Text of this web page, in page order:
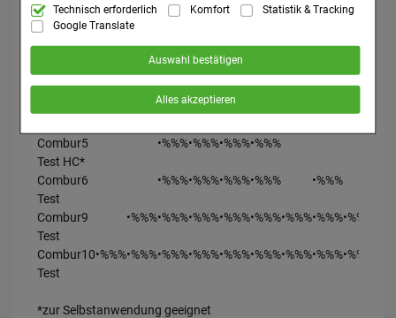
Technisch Notwendig:Hierbei handelt es sich um Cookies, die für
die Grundfunktionen unserer Website notwendig sind (z.B. Navigation,
Warenkorb, Kundenkonto), weshalb auf diese nicht verzichtet werden
kann.
Komfort:Diese Cookies werden genutzt um das Einkaufserlebnis
noch ansprechender zu gestalten, beispielsweise für die
Wiedererkennung des Besuchers oder unsere Seite an bevorzugte
Verhaltensweisen (z.B. Spracheinstellung) anzupassen. Komfort-
Inhalte anzuzeigen und unser Partnerprogramm zu betreiben.
Statistik & Tracking:
Art und Weise der Nutzung unserer Website sammeln, mit deren Hilfe
wir unsere Website weiter für Sie optimieren können, den Inhalt auf
unserer Website aber auch die Werbung auf Drittseiten möglichst
relevant für Sie zu gestalten. Bitte beachten Sie, dass Daten hierfür
teilweise an Dritte wie z.B. Google oder soziale Medien übertragen
werden.
Technisch erforderlich Komfort
Statistik & Tracking
Google Translate
Auswahl bestätigen
Alles akzeptieren
Test
Combur3
Test
•%%%
Test E
•%%%
•%%% •%%%•%%%
Combur5
Test HC*
•%%%•%%%•%%%•%%%
Combur6
Test
•%%%•%%%•%%%•%%% •%%%
Combur9
Test
•%%%•%%%•%%%•%%%•%%%•%%%•%%%•%%%
Combur10
Test
•%%%•%%%•%%%•%%%•%%%•%%%•%%%•%%%•%%%
*zur Selbstanwendung geeignet